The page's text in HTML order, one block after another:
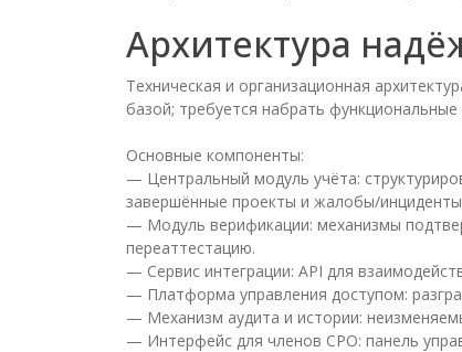
Архитектура
Техническая и организационная
базой; требуется набрать функциональные
Основные компоненты:
— Центральный модуль учёта:
завершённые проекты и жалобы/
— Модуль верификации: механизмы
переаттестацию.
— Сервис интеграции: API для
— Платформа управления доступом:
— Механизм аудита и истории:
— Интерфейс для членов СРО: панель